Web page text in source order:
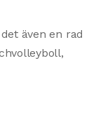
även en rad